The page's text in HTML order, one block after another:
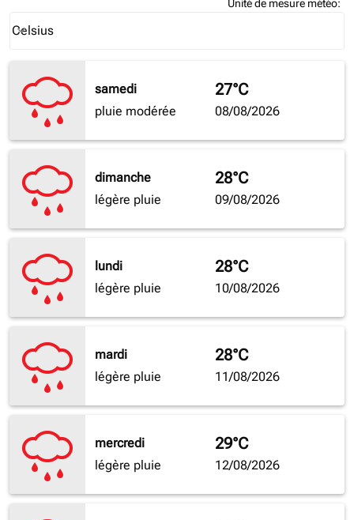
Unité de mesure météo:
Celsius
keyboard_arrow_down
samedi
pluie modérée
27°C
08/08/2026
dimanche
légère pluie
28°C
09/08/2026
lundi
légère pluie
28°C
10/08/2026
mardi
légère pluie
28°C
11/08/2026
mercredi
légère pluie
29°C
12/08/2026